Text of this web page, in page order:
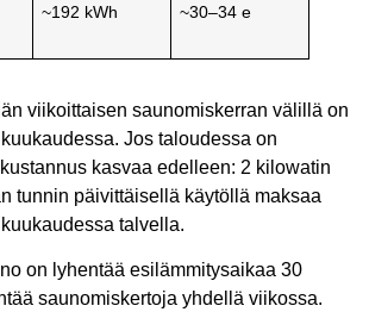
~192 kWh ~30–34 e
viikoittaisen saunomiskerran välillä on
Jos taloudessa on
kasvaa edelleen: 2 kilowatin
tunnin päivittäisellä käytöllä maksaa
talvella.
on lyhentää esilämmitysaikaa 30
saunomiskertoja yhdellä viikossa.